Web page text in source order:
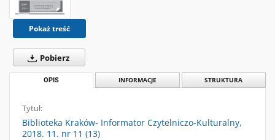
Pokaż treść
Pobierz
OPIS INFORMACJE STRUKTURA
Tytuł:
Biblioteka Kraków- Informator Czytelniczo-Kulturalny,
2018. 11. nr 11 (13)